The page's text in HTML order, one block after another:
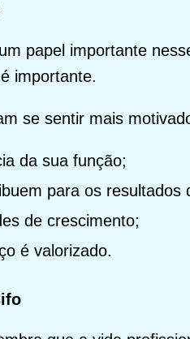
papel importante
importante.
se sentir mais
da sua função;
para os resultados
de crescimento;
é valorizado.